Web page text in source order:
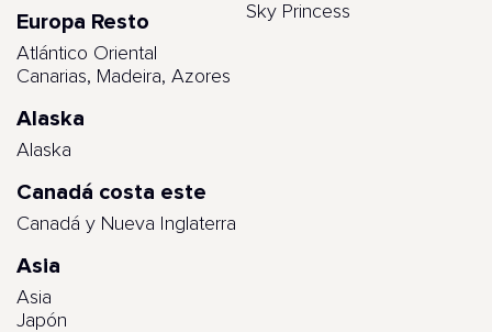
Europa Resto
Atlántico Oriental
Canarias, Madeira, Azores
Alaska
Alaska
Canadá costa este
Canadá y Nueva Inglaterra
Asia
Asia
Japón
Sky Princess